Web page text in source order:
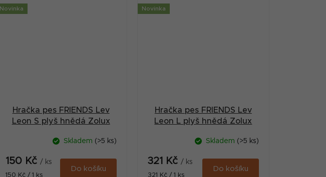
Novinka
Hračka pes FRIENDS Lev
Leon S plyš hnědá Zolux
Skladem (>5 ks)
150 Kč / ks
Měrná
150 Kč / 1 ks
Do košíku
Novinka
Hračka pes FRIENDS Lev
Leon L plyš hnědá Zolux
Skladem (>5 ks)
321 Kč / ks
Měrná
321 Kč / 1 ks
Do košíku